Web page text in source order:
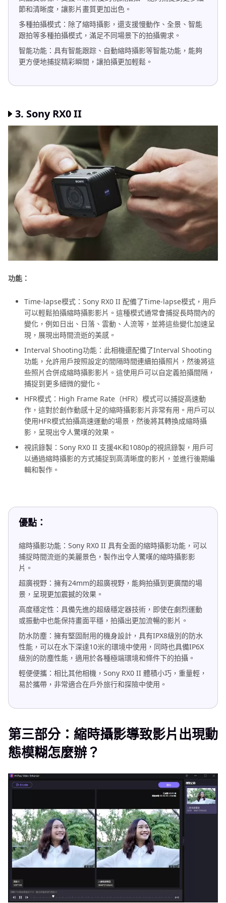
節和清晰度，讓影片畫質更加出色。
多種拍攝模式：除了縮時攝影，還支援慢動作、全景、智能
跟拍等多種拍攝模式，滿足不同場景下的拍攝需求。
智能功能：具有智能跟踪、自動縮時攝影等智能功能，能夠
更方便地捕捉精彩瞬間，讓拍攝更加輕鬆。
3. Sony RX0 II
功能：
Time-lapse模式：Sony RX0 II 配備了Time-lapse模式，用戶
可以輕鬆拍攝縮時攝影影片。這種模式通常會捕捉長時間內的
變化，例如日出、日落、雲動、人流等，並將這些變化加速呈
現，展現出時間流逝的美感。
Interval Shooting功能：此相機還配備了Interval Shooting
功能，允許用戶按照設定的間隔時間連續拍攝照片，然後將這
些照片合併成縮時攝影影片。這使用戶可以自定義拍攝間隔，
捕捉到更多細微的變化。
HFR模式：High Frame Rate（HFR）模式可以捕捉高速動
作，這對於創作動感十足的縮時攝影影片非常有用。用戶可以
使用HFR模式拍攝高速運動的場景，然後將其轉換成縮時攝
影，呈現出令人驚嘆的效果。
視訊錄製：Sony RX0 II 支援4K和1080p的視訊錄製，用戶可
以通過縮時攝影的方式捕捉到高清晰度的影片，並進行後期編
輯和製作。
優點：
縮時攝影功能：Sony RX0 II 具有全面的縮時攝影功能，可以
捕捉時間流逝的美麗景色，製作出令人驚嘆的縮時攝影影
片。
超廣視野：擁有24mm的超廣視野，能夠拍攝到更廣闊的場
景，呈現更加震撼的效果。
高度穩定性：具備先進的超級穩定器技術，即使在劇烈運動
或振動中也能保持畫面平穩，拍攝出更加流暢的影片。
防水防塵：擁有堅固耐用的機身設計，具有IPX8級別的防水
性能，可以在水下深達10米的環境中使用，同時也具備IP6X
級別的防塵性能，適用於各種極端環境和條件下的拍攝。
輕便便攜：相比其他相機，Sony RX0 II 體積小巧，重量輕，
易於攜帶，非常適合在戶外旅行和探險中使用。
第三部分：縮時攝影導致影片出現動
態模糊怎麼辦？